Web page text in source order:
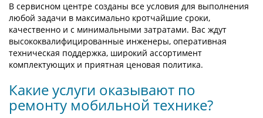
В сервисном центре созданы все условия для выполнения
любой задачи в максимально кротчайшие сроки,
качественно и с минимальными затратами. Вас ждут
высококвалифицированные инженеры, оперативная
техническая поддержка, широкий ассортимент
комплектующих и приятная ценовая политика.
Какие услуги оказывают по
ремонту мобильной технике?